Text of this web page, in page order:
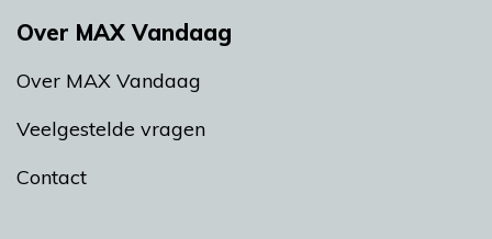
Over MAX Vandaag
Over MAX Vandaag
Veelgestelde vragen
Contact